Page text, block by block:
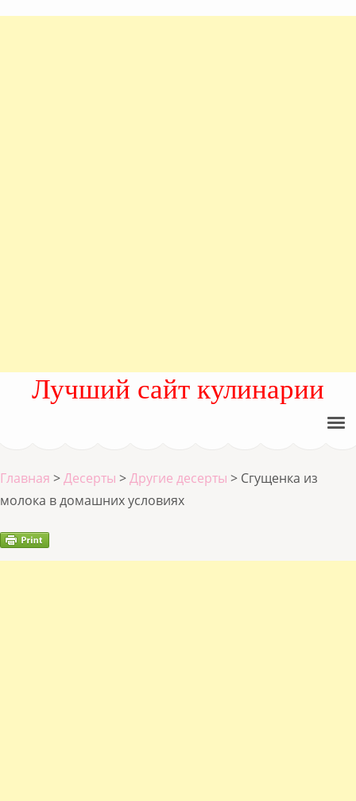
Лучший сайт кулинарии
Главная >Десерты >Другие десерты > Сгущенка из
молока в домашних условиях